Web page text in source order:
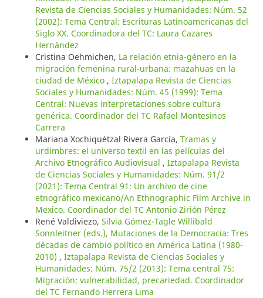
Revista de Ciencias Sociales y Humanidades: Núm. 52
(2002): Tema Central: Escrituras Latinoamericanas del
Siglo XX. Coordinadora del TC: Laura Cazares
Hernández
Cristina Oehmichen, La relación etnia-género en la
migración femenina rural-urbana: mazahuas en la
ciudad de México , Iztapalapa Revista de Ciencias
Sociales y Humanidades: Núm. 45 (1999): Tema
Central: Nuevas interpretaciones sobre cultura
genérica. Coordinador del TC Rafael Montesinos
Carrera
Mariana Xochiquétzal Rivera García, Tramas y
urdimbres: el universo textil en las películas del
Archivo Etnográfico Audiovisual , Iztapalapa Revista
de Ciencias Sociales y Humanidades: Núm. 91/2
(2021): Tema Central 91: Un archivo de cine
etnográfico mexicano/An Ethnographic Film Archive in
Mexico. Coordinador del TC Antonio Zirión Pérez
René Valdiviezo, Silvia Gómez-Tagle Willibald
Sonnleitner (eds.), Mutaciones de la Democracia: Tres
décadas de cambio político en América Latina (1980-
2010) , Iztapalapa Revista de Ciencias Sociales y
Humanidades: Núm. 75/2 (2013): Tema central 75:
Migración: vulnerabilidad, precariedad. Coordinador
del TC Fernando Herrera Lima